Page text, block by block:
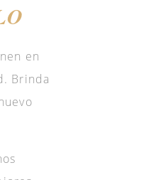
en
Brinda